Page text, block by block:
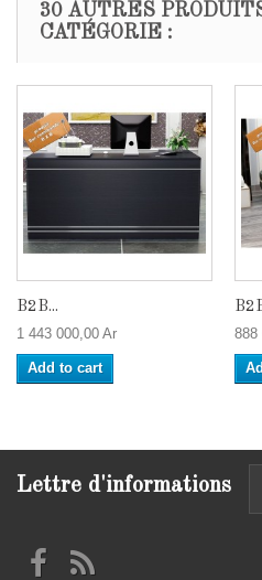
30 AUTRES
CATÉGORIE :
B2B...
1 443 000,00 Ar
Add to cart
888
Lettre d'informations